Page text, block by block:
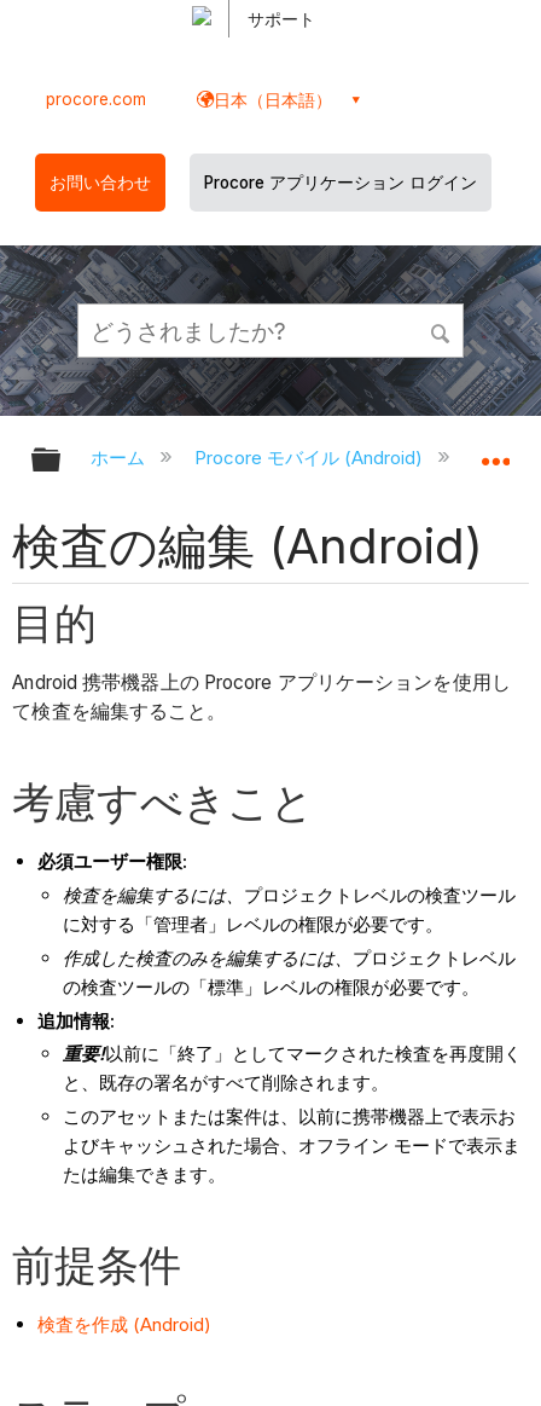
サポート
procore.com 日本（日本語）
お問い合わせ Procore アプリケーション ログイン
グローバル階層を展開/折りたたむ
ホーム Procore モバイル (Android)
検査の編集 (Android)
目的
Android 携帯機器上の Procore アプリケーションを使用し
て検査を編集すること。
考慮すべきこと
必須ユーザー権限:
検査を編集するには、 プロジェクトレベルの検査ツール
に対する「管理者」レベルの権限が必要です。
作成した検査のみを編集するには、 プロジェクトレベル
の検査ツールの「標準」レベルの権限が必要です。
追加情報:
重要!以前に「終了」としてマークされた検査を再度開く
と、既存の署名がすべて削除されます。
このアセットまたは案件は、以前に携帯機器上で表示お
よびキャッシュされた場合、オフライン モードで表示ま
たは編集できます。
前提条件
検査を作成 (Android)